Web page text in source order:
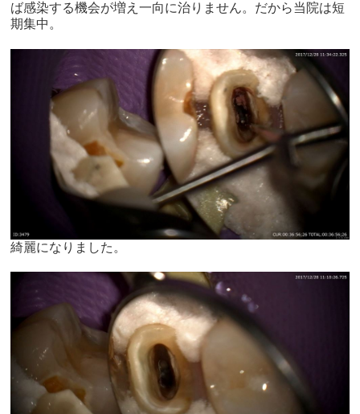
ば感染する機会が増え一向に治りません。だから当院は短
期集中。
綺麗になりました。